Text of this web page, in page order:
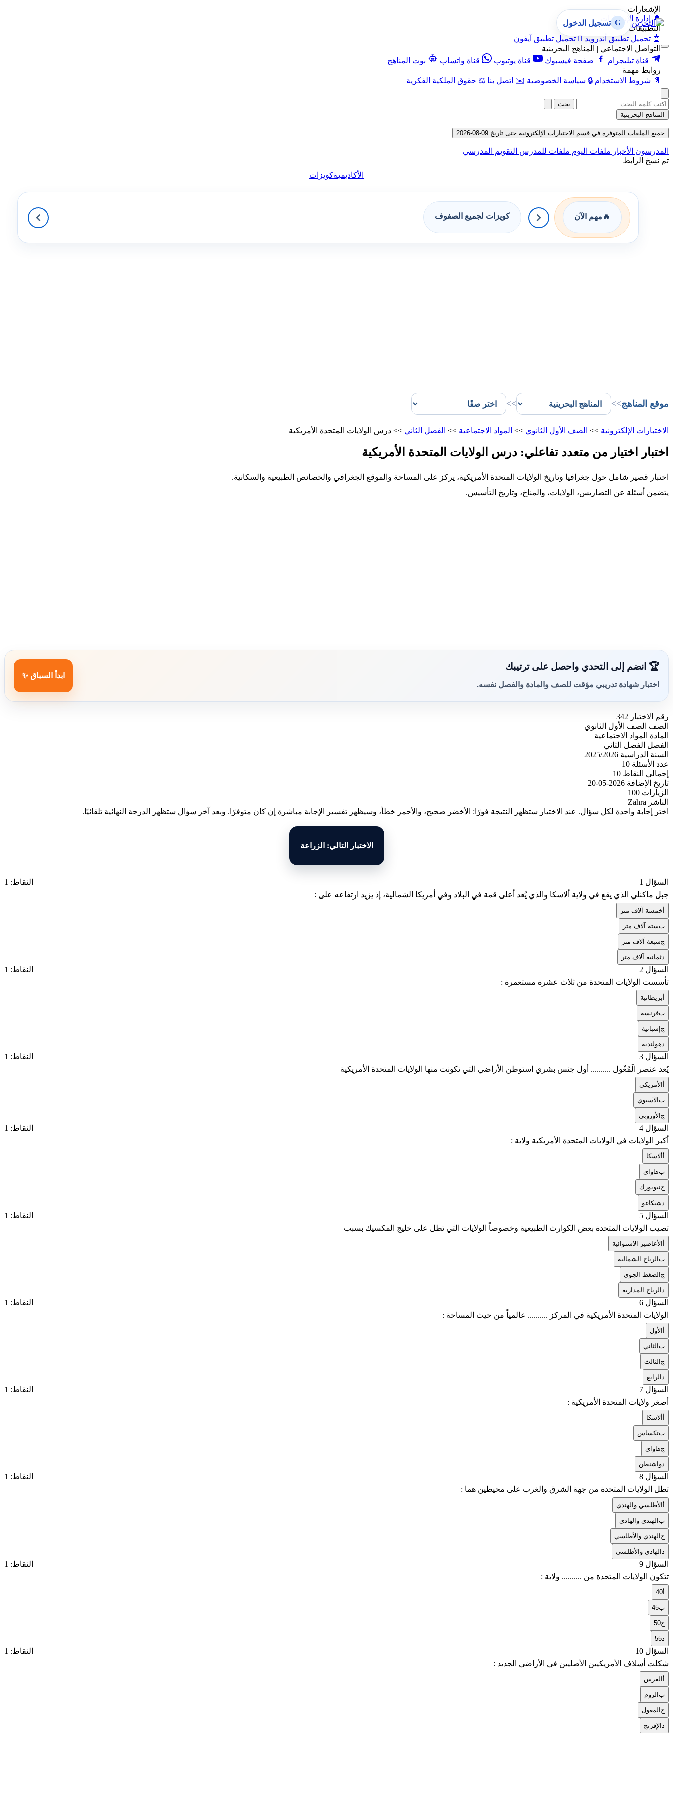
الإشعارات
🔔 إدارة الإشعارات
التطبيقات
🤖 تحميل تطبيق أندرويد  تحميل تطبيق آيفون
التواصل الاجتماعي | المناهج البحرينية
قناة تيليجرام
صفحة فيسبوك قناة يوتيوب قناة واتساب
بوت المناهج
روابط مهمة
📄 شروط الاستخدام 🔒 سياسة الخصوصية ✉️ اتصل بنا ⚖️ حقوق الملكية الفكرية
G تسجيل الدخول
بحث
المناهج البحرينية
جميع الملفات المتوفرة في قسم الاختبارات الإلكترونية حتى تاريخ 09-08-2026
المدرسون الأخبار ملفات اليوم ملفات للمدرس التقويم المدرسي
تم نسخ الرابط
الأكاديميةكويزات
🔥 مهم الآن كويزات لجميع الصفوف
موقع المناهج>>
>>
الاختبارات الإلكترونية >> الصف الأول الثانوي >> المواد الاجتماعية >> الفصل الثاني >> درس الولايات المتحدة الأمريكية
اختبار اختيار من متعدد تفاعلي: درس الولايات المتحدة الأمريكية
اختبار قصير شامل حول جغرافيا وتاريخ الولايات المتحدة الأمريكية، يركز على المساحة والموقع الجغرافي والخصائص الطبيعية والسكانية.
يتضمن أسئلة عن التضاريس، الولايات، والمناخ، وتاريخ التأسيس.
🏆 انضم إلى التحدي واحصل على ترتيبك
اختبار شهادة تدريبي مؤقت للصف والمادة والفصل نفسه.
ابدأ السباق ✨
رقم الاختبار 342
الصف الصف الأول الثانوي
المادة المواد الاجتماعية
الفصل الفصل الثاني
السنة الدراسية 2025/2026
عدد الأسئلة 10
إجمالي النقاط 10
تاريخ الإضافة 2026-05-20
الزيارات 100
الناشر Zahra
اختر إجابة واحدة لكل سؤال. عند الاختيار ستظهر النتيجة فورًا: الأخضر صحيح، والأحمر خطأ، وسيظهر تفسير الإجابة مباشرة إن كان متوفرًا. وبعد آخر سؤال ستظهر الدرجة النهائية تلقائيًا.
الاختبار التالي: الزراعة
السؤال 1
النقاط: 1
جبل ماكنلي الذي يقع في ولاية ألاسكا والذي يُعد أعلى قمة في البلاد وفي أمريكا الشمالية، إذ يزيد ارتفاعه على :
أخمسة آلاف متر
بستة آلاف متر
جسبعة آلاف متر
دثمانية آلاف متر
السؤال 2
النقاط: 1
تأسست الولايات المتحدة من ثلاث عشرة مستعمرة :
أبريطانية
بفرنسة
ج إسبانية
د هولندية
السؤال 3
النقاط: 1
يُعد عنصر الَمُغْول .......... أول جنس بشري استوطن الأراضي التي تكونت منها الولايات المتحدة الأمريكية
أ الأمريكي
ب الآسيوي
ج الأوروبي
السؤال 4
النقاط: 1
أكبر الولايات في الولايات المتحدة الأمريكية ولاية :
أألاسكا
بهاواي
جنيويورك
د شيكاغو
السؤال 5
النقاط: 1
تصيب الولايات المتحدة بعض الكوارث الطبيعية وخصوصاً الولايات التي تطل على خليج المكسيك بسبب
أ الأعاصير الاستوائية
ب الرياح الشمالية
ج الضغط الجوي
د الرياح المدارية
السؤال 6
النقاط: 1
الولايات المتحدة الأمريكية في المركز .......... عالمياً من حيث المساحة :
أ الأول
ب الثاني
ج الثالث
د الرابع
السؤال 7
النقاط: 1
أصغر ولايات المتحدة الأمريكية :
أألاسكا
بتكساس
جهاواي
دواشنطن
السؤال 8
النقاط: 1
تطل الولايات المتحدة من جهة الشرق والغرب على محيطين هما :
أ الأطلسي والهندي
ب الهندي والهادي
ج الهندي والأطلسي
د الهادي والأطلسي
السؤال 9
النقاط: 1
تتكون الولايات المتحدة من .......... ولاية :
أ40
ب45
ج50
د55
السؤال 10
النقاط: 1
شكلت أسلاف الأمريكيين الأصليين في الأراضي الجديد :
أ الفرس
ب الروم
ج المغول
د الإفرنج